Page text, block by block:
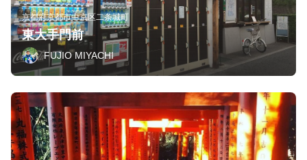
京都府京都市中京区二条城町
東大手門前
FUJIO MIYACHI